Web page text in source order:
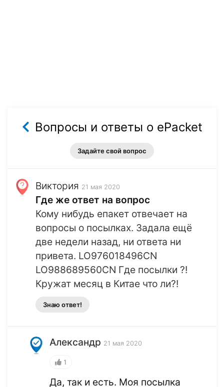
Вопросы и ответы о ePacket
Задайте свой вопрос
Виктория 21 мая 2020
Где же ответ на вопрос
Кому нибудь епакет отвечает на
вопросы о посылках. Задала ещё
две недели назад, ни ответа ни
привета. LO976018496CN
LO988689560CN Где посылки ?!
Кружат месяц в Китае что ли?!
Знаю ответ!
Александр 21 мая 2020
1
Да, так и есть. Моя посылка